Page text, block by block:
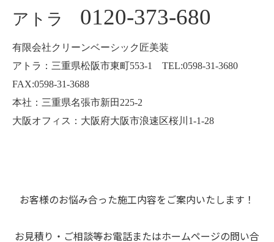
アトラ 0120-373-680
有限会社クリーンベーシック匠美装
アトラ：三重県松阪市東町553-1 TEL:0598-31-3680
FAX:0598-31-3688
本社：三重県名張市新田225-2
大阪オフィス：大阪府大阪市浪速区桜川1-1-28
お客様のお悩み合った施工内容をご案内いたします！
お見積り・ご相談等お電話またはホームページの問い合